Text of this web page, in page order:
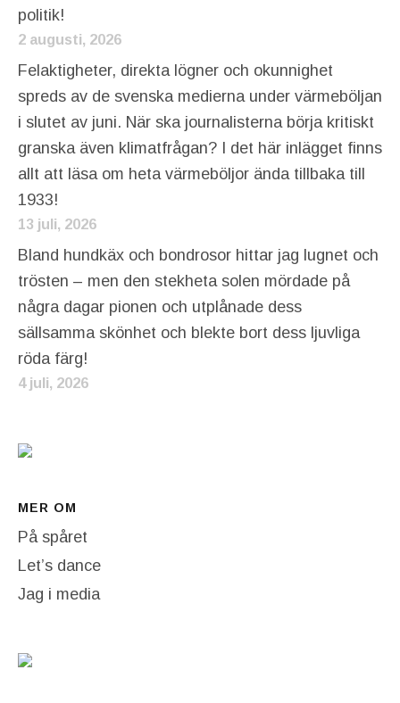
politik!
2 augusti, 2026
Felaktigheter, direkta lögner och okunnighet
spreds av de svenska medierna under värmeböljan
i slutet av juni. När ska journalisterna börja kritiskt
granska även klimatfrågan? I det här inlägget finns
allt att läsa om heta värmeböljor ända tillbaka till
1933!
13 juli, 2026
Bland hundkäx och bondrosor hittar jag lugnet och
trösten – men den stekheta solen mördade på
några dagar pionen och utplånade dess
sällsamma skönhet och blekte bort dess ljuvliga
röda färg!
4 juli, 2026
MER OM
På spåret
Let’s dance
Jag i media